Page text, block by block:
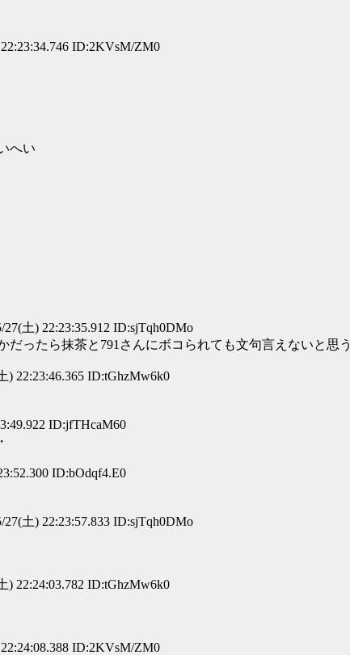
22:23:34.746 ID:2KVsM/ZM0
い
27(土) 22:23:35.912 ID:sjTqh0DMo
ったら抹茶と791さんにボコられても文句言えないと思う
) 22:23:46.365 ID:tGhzMw6k0
ID:jfTHcaM60
ID:bOdqf4.E0
27(土) 22:23:57.833 ID:sjTqh0DMo
) 22:24:03.782 ID:tGhzMw6k0
22:24:08.388 ID:2KVsM/ZM0